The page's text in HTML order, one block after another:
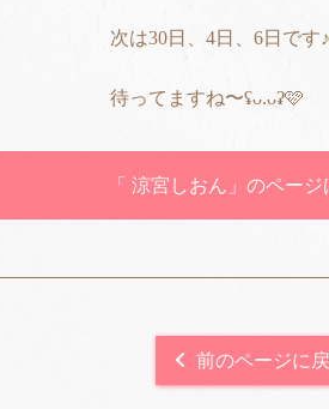
次は30日、4日、6日です
待ってますね〜ʢᴗ.ᴗʡ🩷
「 涼宮しおん」のペー
前のページに